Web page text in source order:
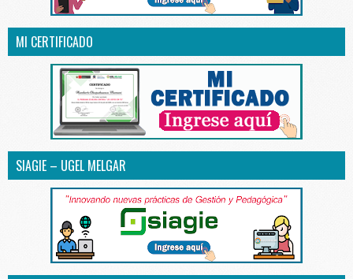
MI CERTIFICADO
SIAGIE – UGEL MELGAR